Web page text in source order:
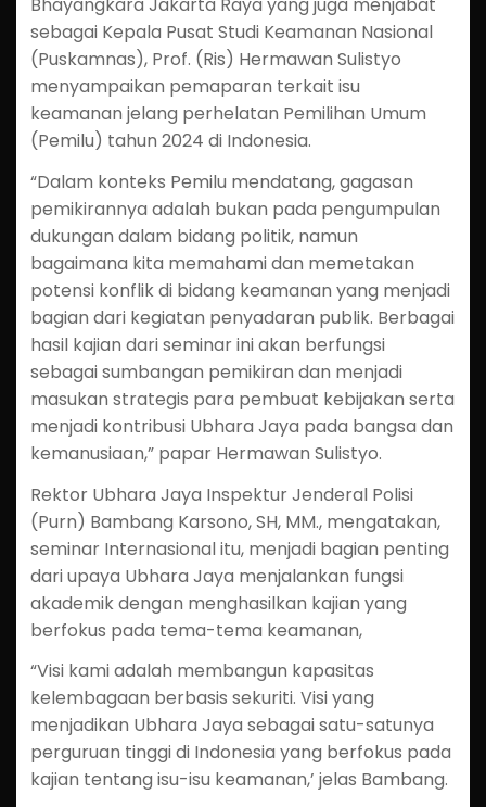
sebagai Kepala Pusat Studi Keamanan Nasional
(Puskamnas), Prof. (Ris) Hermawan Sulistyo
menyampaikan pemaparan terkait isu
keamanan jelang perhelatan Pemilihan Umum
(Pemilu) tahun 2024 di Indonesia.
“Dalam konteks Pemilu mendatang, gagasan
pemikirannya adalah bukan pada pengumpulan
dukungan dalam bidang politik, namun
bagaimana kita memahami dan memetakan
potensi konflik di bidang keamanan yang menjadi
bagian dari kegiatan penyadaran publik. Berbagai
hasil kajian dari seminar ini akan berfungsi
sebagai sumbangan pemikiran dan menjadi
masukan strategis para pembuat kebijakan serta
menjadi kontribusi Ubhara Jaya pada bangsa dan
kemanusiaan,” papar Hermawan Sulistyo.
Rektor Ubhara Jaya Inspektur Jenderal Polisi
(Purn) Bambang Karsono, SH, MM., mengatakan,
seminar Internasional itu, menjadi bagian penting
dari upaya Ubhara Jaya menjalankan fungsi
akademik dengan menghasilkan kajian yang
berfokus pada tema-tema keamanan,
“Visi kami adalah membangun kapasitas
kelembagaan berbasis sekuriti. Visi yang
menjadikan Ubhara Jaya sebagai satu-satunya
perguruan tinggi di Indonesia yang berfokus pada
kajian tentang isu-isu keamanan,’ jelas Bambang.